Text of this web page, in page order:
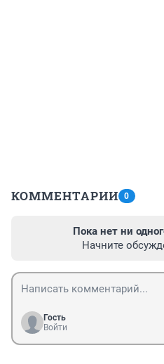
КОММЕНТАРИИ 0
Пока нет ни
Начните
Гость
Войти